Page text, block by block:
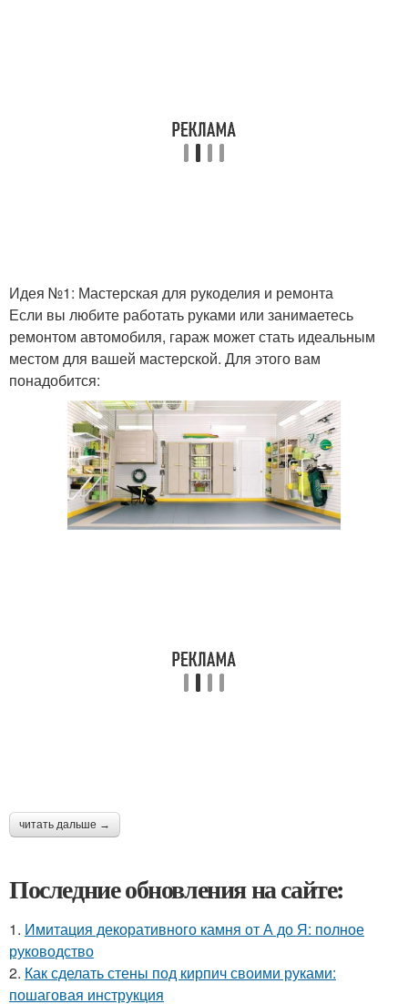
Идея №1: Мастерская для рукоделия и ремонта
Если вы любите работать руками или занимаетесь
ремонтом автомобиля, гараж может стать идеальным
местом для вашей мастерской. Для этого вам
понадобится:
читать дальше →
Последние обновления на сайте:
1. Имитация декоративного камня от А до Я: полное
руководство
2. Как сделать стены под кирпич своими руками:
пошаговая инструкция